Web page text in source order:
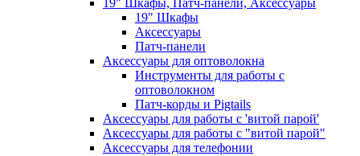
19" Шкафы, Патч-панели, Аксессуары
19" Шкафы
Аксессуары
Патч-панели
Аксессуары для оптоволокна
Инструменты для работы с
оптоволокном
Патч-корды и Pigtails
Аксессуары для работы с 'витой парой'
Аксессуары для работы с "витой парой"
Аксессуары для телефонии